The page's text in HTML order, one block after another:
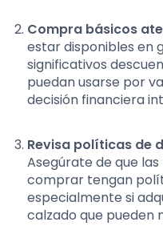
Compra básicos
estar disponibles en
significativos
puedan usarse por
decisión financiera
Revisa políticas de
Asegúrate de que
comprar tengan
especialmente si
calzado que pueden